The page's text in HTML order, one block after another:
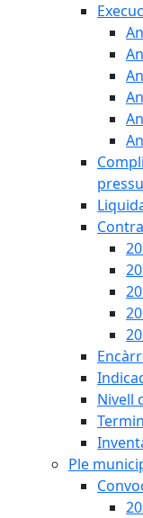
Nivell
Ple